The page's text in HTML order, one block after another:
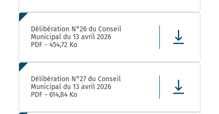
Délibération N°26 du Conseil
Municipal du 13 avril 2026
PDF - 454,72 Ko
Délibération N°27 du Conseil
Municipal du 13 avril 2026
PDF - 614,84 Ko